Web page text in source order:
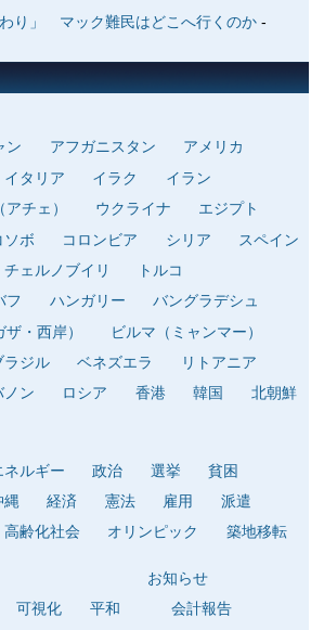
わり」 マック難民はどこへ行くのか-
ン
アフガニスタン
アメリカ
イタリア イラク
イラン
チェ）
ウクライナ
エジプト
ソボ コロンビア シリア
スペイン
チェルノブイリ
トルコ
フ
ハンガリー
バングラデシュ
・西岸）
ビルマ（ミャンマー）
ラジル ベネズエラ
リトアニア
ノン ロシア 香港 韓国 北朝鮮
ネルギー 政治 選挙
貧困
縄 経済 憲法 雇用
派遣
高齢化社会 オリンピック 築地移転
可視化 平和
お知らせ
会計報告